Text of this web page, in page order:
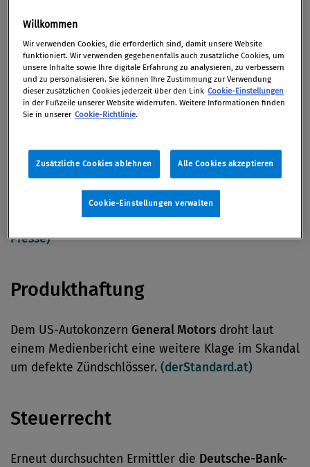
IP-Compliance
Nike hat sich in einem Rechtsstreit mit drei
Schuhdesignern verglichen, soORF Online.Das US-
Unternehmen hatte den früheren Mitarbeitern
vorgeworfen, dem deutschen Konkurrenten adidas
Entwurf der Urheberrechts-Novellesieht auch
ein Lizenzrecht für Verlage vor, das Suchmaschinen
wie Google zur Kasse bitten soll. Rechtsexperte
Nikolaus Forgó hält die Regelung für verfehlt.
Presse)
Produkthaftung
Dem US-Autokonzern General Motors droht laut
einem Medienbericht eine weitere Klage im Skandal
um defekte Zündschlösser. (derStandard.at)
Steuerrecht
Erneut durchsuchten Ermittler die Deutsche-Bank-
Willkommen
Wir verwenden Cookies, die erforderlich sind, damit unsere Website
funktioniert. Wir verwenden gegebenenfalls auch zusätzliche Cookies, um
unsere Inhalte sowie Ihre digitale Erfahrung zu analysieren, zu verbessern
und zu personalisieren. Sie können Ihre Zustimmung zur Verwendung
dieser zusätzlichen Cookies jederzeit über den Link Cookie-Einstellungen
in der Fußzeile unserer Website widerrufen. Weitere Informationen finden
Sie in unserer Cookie-Richtlinie.
Zusätzliche Cookies ablehnen Alle Cookies akzeptieren
Cookie-Einstellungen verwalten